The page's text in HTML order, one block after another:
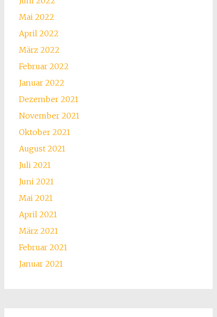
Mai 2022
April 2022
März 2022
Februar 2022
Januar 2022
Dezember 2021
November 2021
Oktober 2021
August 2021
Juli 2021
Juni 2021
Mai 2021
April 2021
März 2021
Februar 2021
Januar 2021